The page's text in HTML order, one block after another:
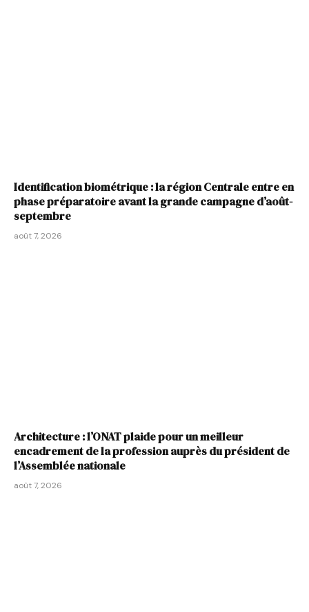
Identification biométrique : la région Centrale entre en
phase préparatoire avant la grande campagne d’août-
septembre
août 7, 2026
Architecture : l’ONAT plaide pour un meilleur
encadrement de la profession auprès du président de
l’Assemblée nationale
août 7, 2026